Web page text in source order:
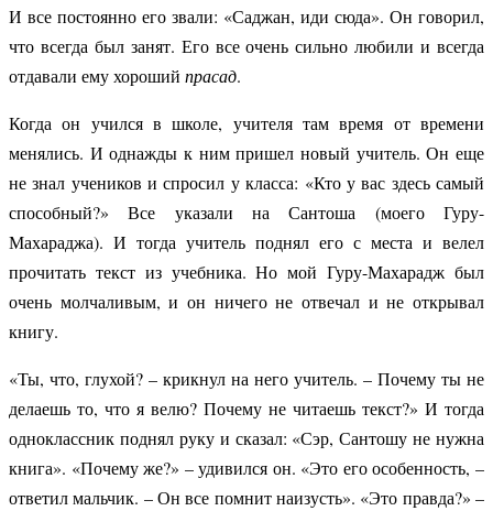
И все постоянно его звали: «Саджан, иди сюда». Он говорил,
что всегда был занят. Его все очень сильно любили и всегда
отдавали ему хороший прасад.
Когда он учился в школе, учителя там время от времени
менялись. И однажды к ним пришел новый учитель. Он еще
не знал учеников и спросил у класса: «Кто у вас здесь самый
способный?» Все указали на Сантоша (моего Гуру-
Махараджа). И тогда учитель поднял его с места и велел
прочитать текст из учебника. Но мой Гуру-Махарадж был
очень молчаливым, и он ничего не отвечал и не открывал
книгу.
«Ты, что, глухой? – крикнул на него учитель. – Почему ты не
делаешь то, что я велю? Почему не читаешь текст?» И тогда
одноклассник поднял руку и сказал: «Сэр, Сантошу не нужна
книга». «Почему же?» – удивился он. «Это его особенность, –
ответил мальчик. – Он все помнит наизусть». «Это правда?» –